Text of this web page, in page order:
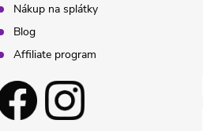
Nákup na splátky
Blog
Affiliate program